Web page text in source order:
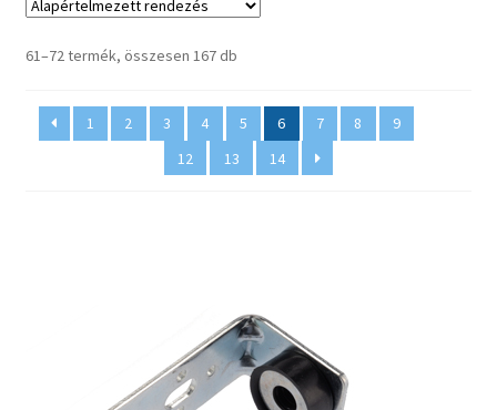
61–72 termék, összesen 167 db
1 2 3 4 5 6 7 8 9
12
13 14